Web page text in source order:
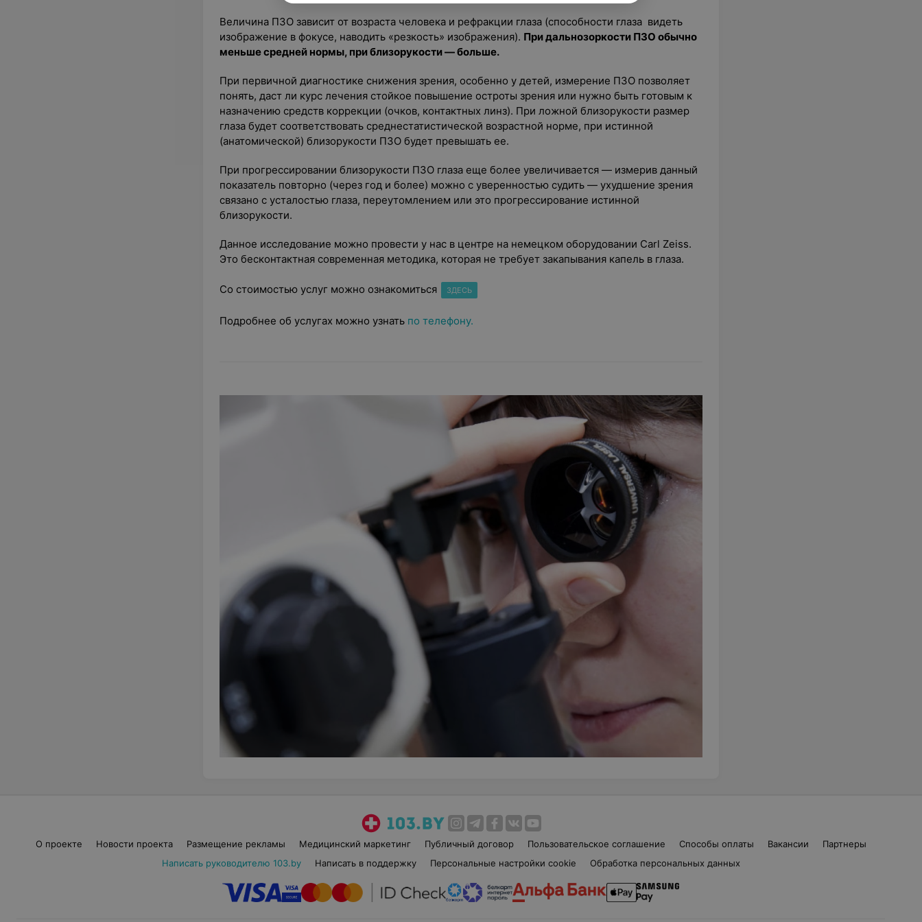
Величина ПЗО зависит от возраста человека и рефракции глаза (способности глаза видеть
изображение в фокусе, наводить «резкость» изображения). При дальнозоркости ПЗО обычно
меньше средней нормы, при близорукости — больше.
При первичной диагностике снижения зрения, особенно у детей, измерение ПЗО позволяет
понять, даст ли курс лечения стойкое повышение остроты зрения или нужно быть готовым к
назначению средств коррекции (очков, контактных линз). При ложной близорукости размер
глаза будет соответствовать среднестатистической возрастной норме, при истинной
(анатомической) близорукости ПЗО будет превышать ее.
При прогрессировании близорукости ПЗО глаза еще более увеличивается — измерив данный
показатель повторно (через год и более) можно с уверенностью судить — ухудшение зрения
связано с усталостью глаза, переутомлением или это прогрессирование истинной
близорукости.
Данное исследование можно провести у нас в центре на немецком оборудовании Carl Zeiss.
Это бесконтактная современная методика, которая не требует закапывания капель в глаза.
Со стоимостью услуг можно ознакомиться ЗДЕСЬ
Подробнее об услугах можно узнать по телефону.
О проекте Новости проекта Размещение рекламы Медицинский маркетинг Публичный договор Пользовательское соглашение Способы оплаты Вакансии
Партнеры
Написать руководителю 103.by
Написать в поддержку Персональные настройки cookie Обработка персональных данных